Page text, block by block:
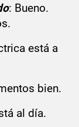
: Bueno.
está a
bien.
al día.